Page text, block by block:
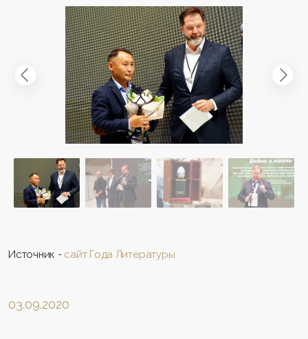
Источник - сайт Года Литературы
03.09.2020